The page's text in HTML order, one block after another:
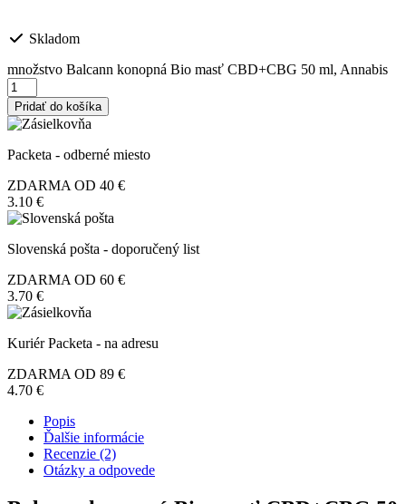
Skladom
množstvo Balcann konopná Bio masť CBD+CBG 50 ml, Annabis
Pridať do košíka
Packeta - odberné miesto
ZDARMA OD 40 €
3.10 €
Slovenská pošta - doporučený list
ZDARMA OD 60 €
3.70 €
Kuriér Packeta - na adresu
ZDARMA OD 89 €
4.70 €
Popis
Ďalšie informácie
Recenzie (2)
Otázky a odpovede